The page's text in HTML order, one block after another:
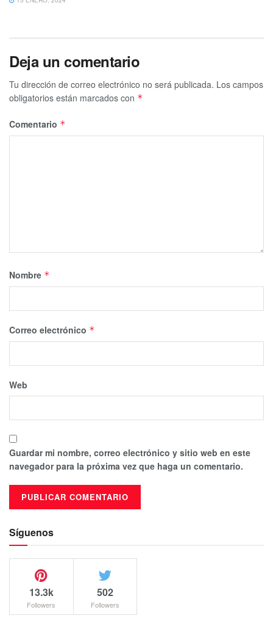
Deja un comentario
Tu dirección de correo electrónico no será publicada. Los campos
obligatorios están marcados con *
Comentario *
Nombre *
Correo electrónico *
Web
Guardar mi nombre, correo electrónico y sitio web en este
navegador para la próxima vez que haga un comentario.
Síguenos
13.3k
Followers
502
Followers